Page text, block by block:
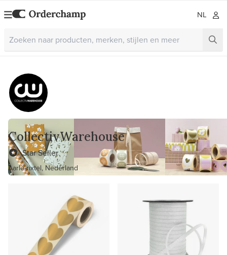
NL
CollectivWarehouse
Star Seller
Aarle-rixtel, Nederland